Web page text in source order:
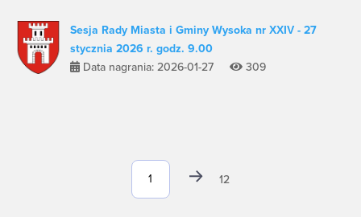
Sesja Rady Miasta i Gminy Wysoka nr XXIV - 27
stycznia 2026 r. godz. 9.00
Data nagrania: 2026-01-27
309
12